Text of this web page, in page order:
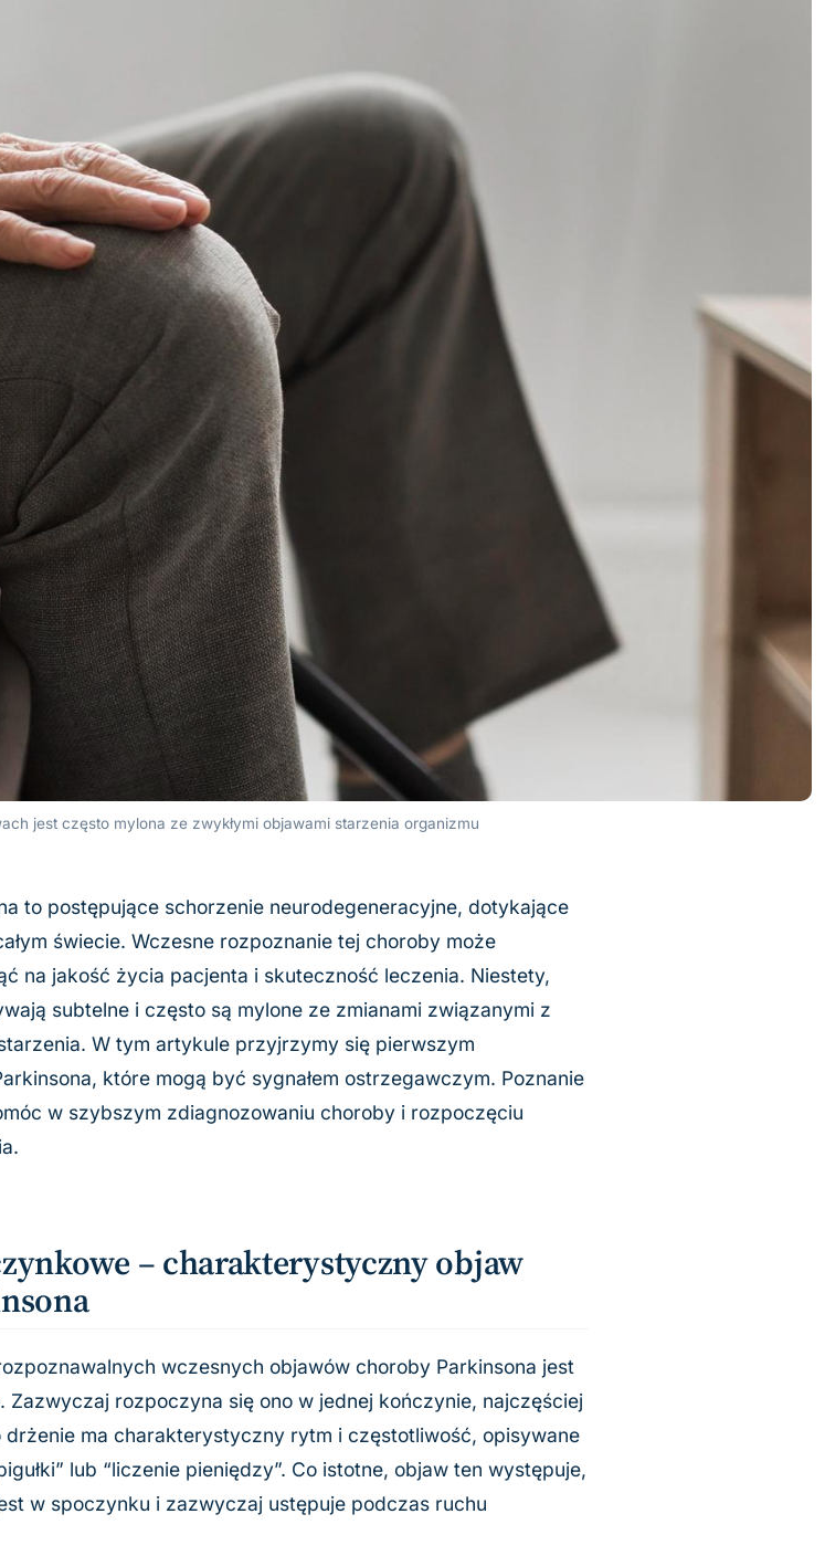
jest często mylona ze zwykłymi objawami starzenia organizmu
to postępujące schorzenie neurodegeneracyjne, dotykające
świecie. Wczesne rozpoznanie tej choroby może
na jakość życia pacjenta i skuteczność leczenia. Niestety,
subtelne i często są mylone ze zmianami związanymi z
W tym artykule przyjrzymy się pierwszym
które mogą być sygnałem ostrzegawczym. Poznanie
w szybszym zdiagnozowaniu choroby i rozpoczęciu
– charakterystyczny objaw
wczesnych objawów choroby Parkinsona jest
. Zazwyczaj rozpoczyna się ono w jednej kończynie, najczęściej
drżenie ma charakterystyczny rytm i częstotliwość, opisywane
lub “liczenie pieniędzy”. Co istotne, objaw ten występuje,
w spoczynku i zazwyczaj ustępuje podczas ruchu